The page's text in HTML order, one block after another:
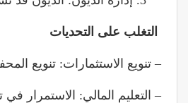
التغلب على التحديات
– تنويع الاستثمارات: تنويع
– التعليم المالي: الاستمرار